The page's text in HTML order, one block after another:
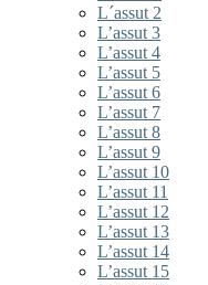
L´assut 2
L’assut 3
L’assut 4
L’assut 5
L’assut 6
L’assut 7
L’assut 8
L’assut 9
L’assut 10
L’assut 11
L’assut 12
L’assut 13
L’assut 14
L’assut 15